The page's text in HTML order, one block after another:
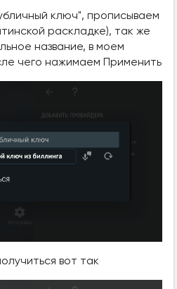
ключ", прописываем
раскладке), так же
название, в моем
чего нажимаем Применить
вот так